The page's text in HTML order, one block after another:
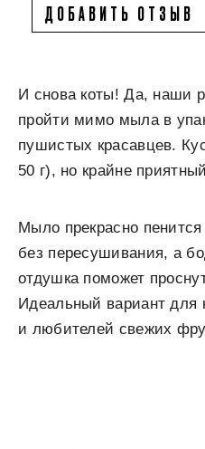
ДОБАВИТЬ ОТЗЫВ
И снова коты! Да, наши
пройти мимо мыла в
пушистых красавцев.
50 г), но крайне
Мыло прекрасно
без пересушивания, а
отдушка поможет
Идеальный вариант для
и любителей свежих